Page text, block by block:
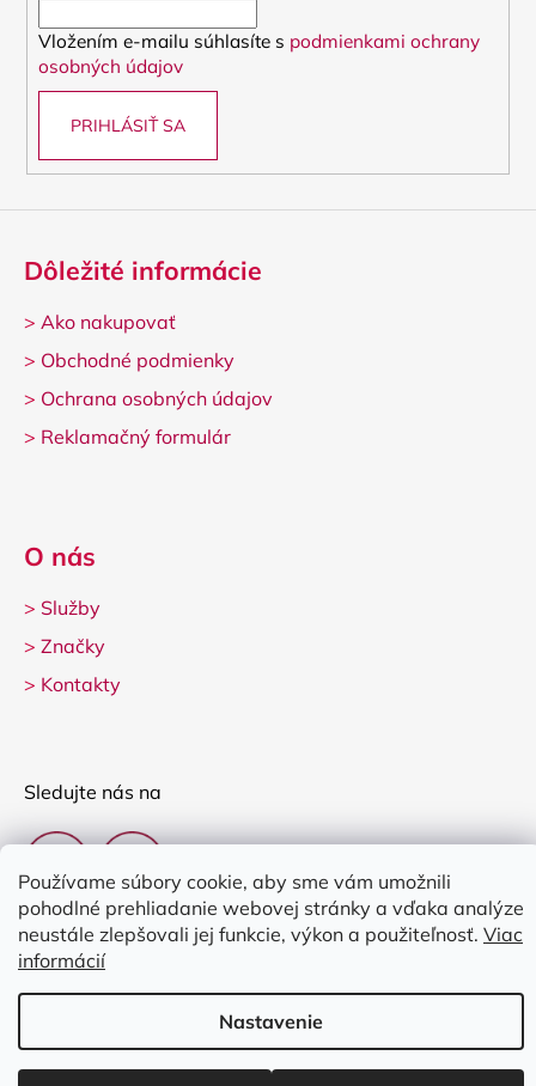
Používame súbory cookie, aby sme vám umožnili
pohodlné prehliadanie webovej stránky a vďaka analýze
neustále zlepšovali jej funkcie, výkon a použiteľnosť. Viac
informácií
Nastavenie
Vložením e-mailu súhlasíte s podmienkami ochrany
osobných údajov
PRIHLÁSIŤ SA
Dôležité informácie
> Ako nakupovať
> Obchodné podmienky
> Ochrana osobných údajov
> Reklamačný formulár
O nás
> Služby
> Značky
> Kontakty
Sledujte nás na